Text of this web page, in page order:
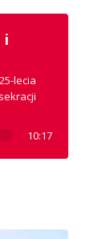
i
lecia
10:17